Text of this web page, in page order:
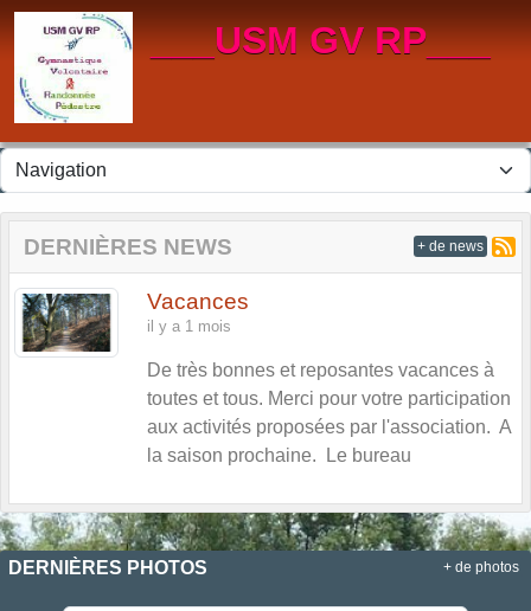
___USM GV RP___
DERNIÈRES NEWS
Vacances
il y a 1 mois
De très bonnes et reposantes vacances à
toutes et tous. Merci pour votre participation
aux activités proposées par l'association. A
la saison prochaine. Le bureau
+ de news
DERNIÈRES PHOTOS + de photos
Panneau de gestion des cookies